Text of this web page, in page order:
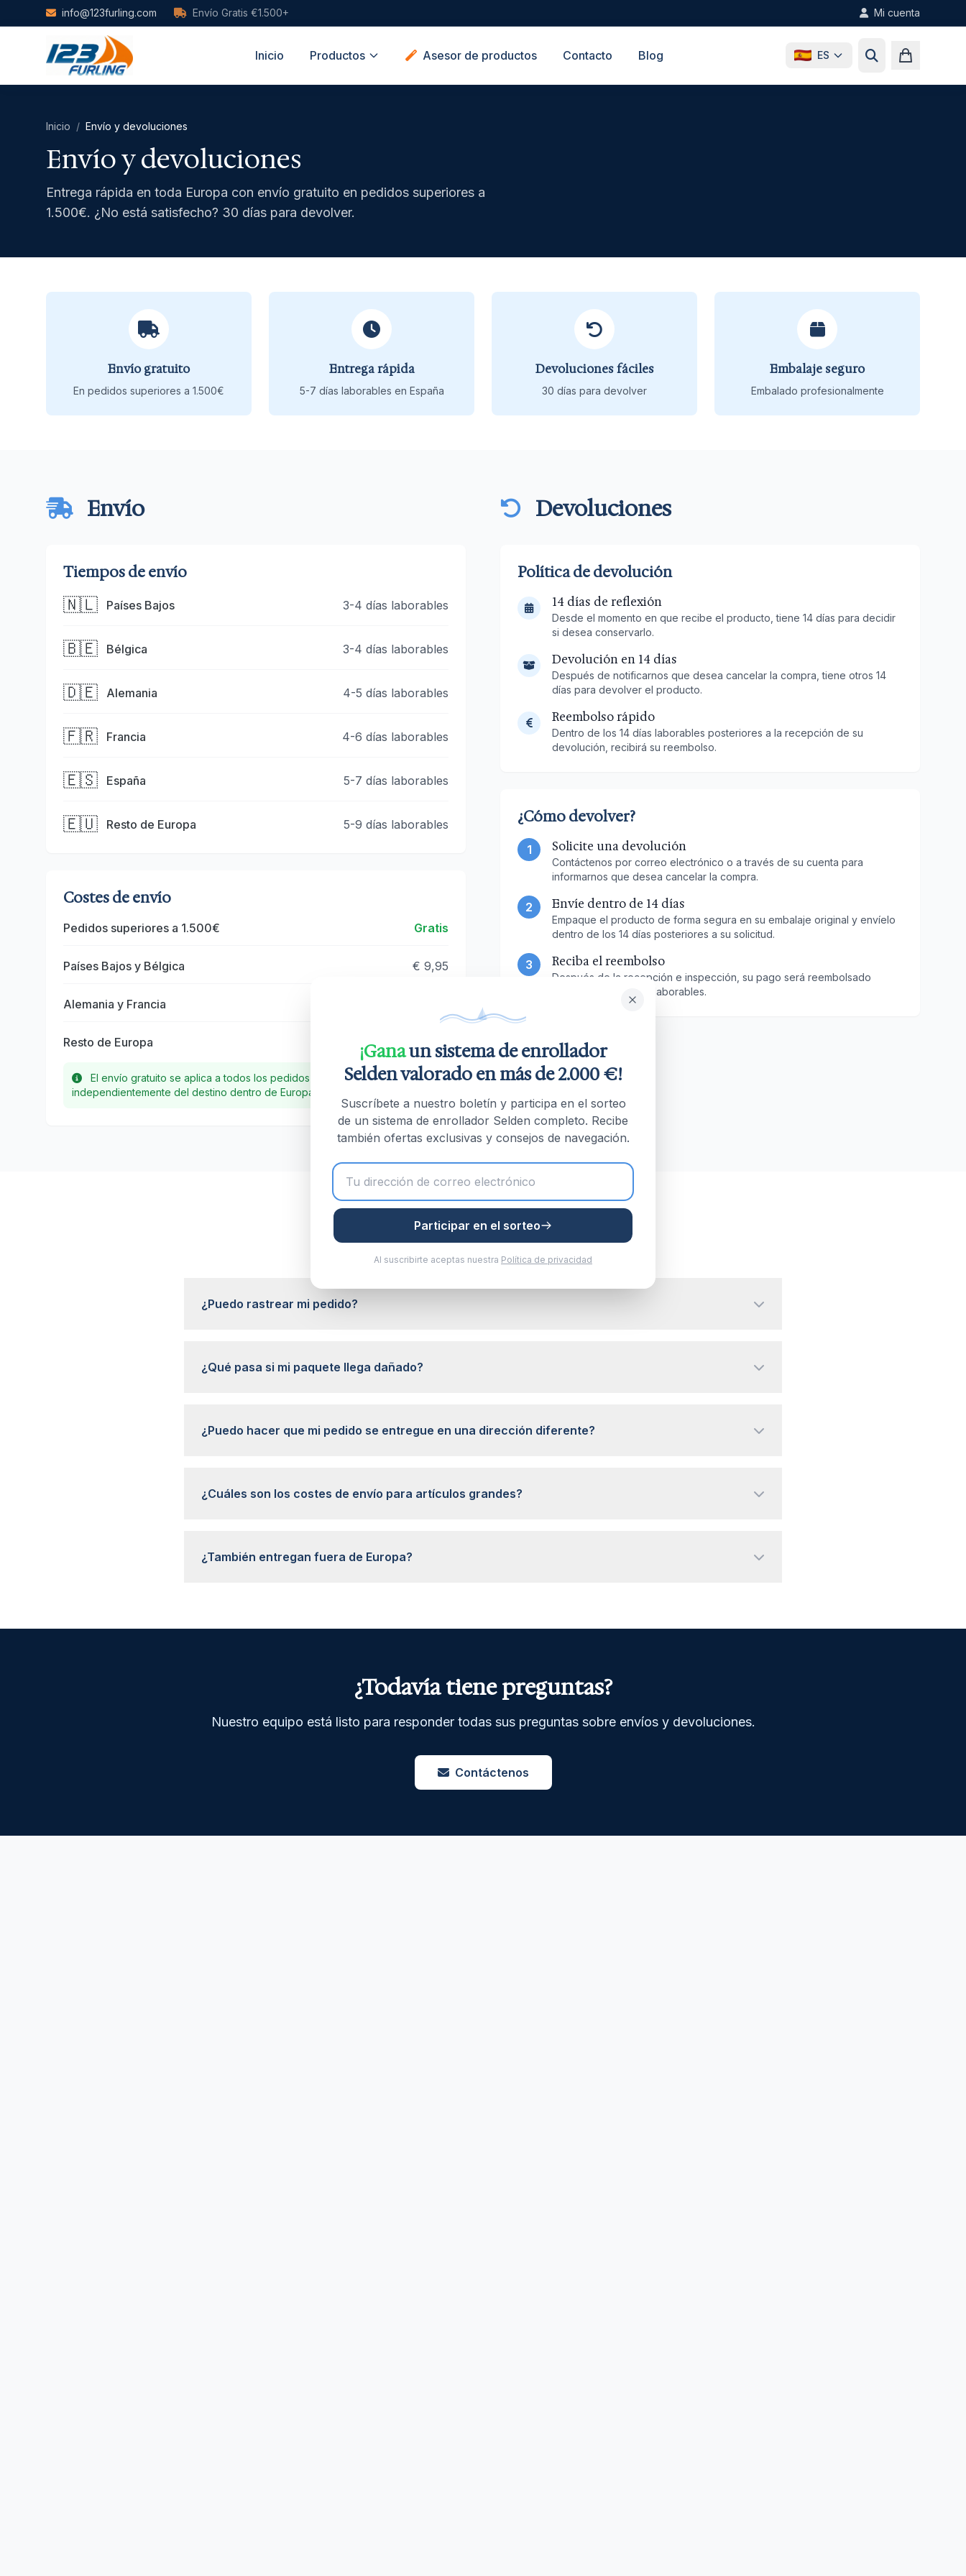
Skip to main content
info@123furling.com Envío Gratis €1.500+ Mi cuenta
Inicio Productos Asesor de productos Contacto Blog ES
Inicio / Envío y devoluciones
Envío y devoluciones
Entrega rápida en toda Europa con envío gratuito en pedidos superiores a
1.500€. ¿No está satisfecho? 30 días para devolver.
Envío gratuito
En pedidos superiores a 1.500€
Entrega rápida
5-7 días laborables en España
Devoluciones fáciles
30 días para devolver
Embalaje seguro
Embalado profesionalmente
Envío
Tiempos de envío
🇳🇱 Países Bajos 3-4 días laborables
🇧🇪 Bélgica 3-4 días laborables
🇩🇪 Alemania 4-5 días laborables
🇫🇷 Francia 4-6 días laborables
🇪🇸 España 5-7 días laborables
🇪🇺 Resto de Europa 5-9 días laborables
Costes de envío
Pedidos superiores a 1.500€ Gratis
Países Bajos y Bélgica € 9,95
Alemania y Francia
Resto de Europa € 19,95
El envío gratuito se aplica a todos los pedidos superiores a 1.500€,
independientemente del destino dentro de Europa.
Devoluciones
Política de devolución
14 días de reflexión
Desde el momento en que recibe el producto, tiene 14 días para decidir
si desea conservarlo.
Devolución en 14 días
Después de notificarnos que desea cancelar la compra, tiene otros 14
días para devolver el producto.
Reembolso rápido
Dentro de los 14 días laborables posteriores a la recepción de su
devolución, recibirá su reembolso.
¿Cómo devolver?
1 Solicite una devolución
Contáctenos por correo electrónico o a través de su cuenta para
informarnos que desea cancelar la compra.
2 Envíe dentro de 14 días
Empaque el producto de forma segura en su embalaje original y envíelo
dentro de los 14 días posteriores a su solicitud.
3 Reciba el reembolso
Después de la recepción e inspección, su pago será reembolsado
dentro de los 14 días laborables.
Preguntas frecuentes
¿Puedo rastrear mi pedido?
¿Qué pasa si mi paquete llega dañado?
¿Puedo hacer que mi pedido se entregue en una dirección diferente?
¿Cuáles son los costes de envío para artículos grandes?
¿También entregan fuera de Europa?
¿Todavía tiene preguntas?
Nuestro equipo está listo para responder todas sus preguntas sobre envíos y devoluciones.
Contáctenos
¡Ganaun sistema de enrollador
Selden valorado en más de 2.000 €!
Suscríbete a nuestro boletín y participa en el sorteo
de un sistema de enrollador Selden completo. Recibe
también ofertas exclusivas y consejos de navegación.
Participar en el sorteo
Al suscribirte aceptas nuestra Política de privacidad